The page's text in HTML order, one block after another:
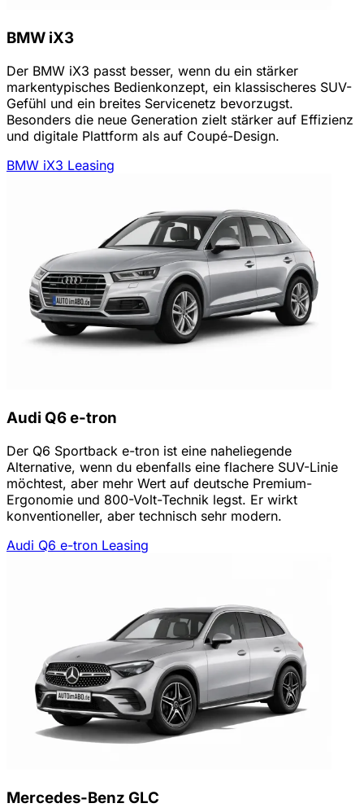
BMW iX3
Der BMW iX3 passt besser, wenn du ein stärker
markentypisches Bedienkonzept, ein klassischeres SUV-
Gefühl und ein breites Servicenetz bevorzugst.
Besonders die neue Generation zielt stärker auf Effizienz
und digitale Plattform als auf Coupé-Design.
BMW iX3 Leasing
Audi Q6 e-tron
Der Q6 Sportback e-tron ist eine naheliegende
Alternative, wenn du ebenfalls eine flachere SUV-Linie
möchtest, aber mehr Wert auf deutsche Premium-
Ergonomie und 800-Volt-Technik legst. Er wirkt
konventioneller, aber technisch sehr modern.
Audi Q6 e-tron Leasing
Mercedes-Benz GLC